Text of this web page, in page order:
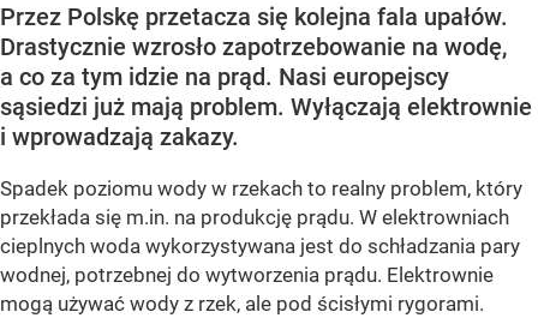
Przez Polskę przetacza się kolejna fala upałów.
Drastycznie wzrosło zapotrzebowanie na wodę,
a co za tym idzie na prąd. Nasi europejscy
sąsiedzi już mają problem. Wyłączają elektrownie
i wprowadzają zakazy.
Spadek poziomu wody w rzekach to realny problem, który
przekłada się m.in. na produkcję prądu. W elektrowniach
cieplnych woda wykorzystywana jest do schładzania pary
wodnej, potrzebnej do wytworzenia prądu. Elektrownie
mogą używać wody z rzek, ale pod ścisłymi rygorami.